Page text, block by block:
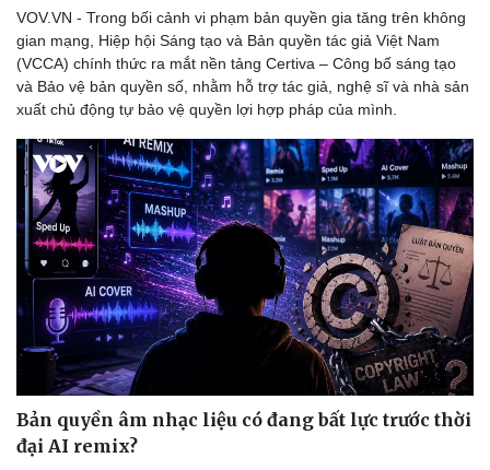
VOV.VN - Trong bối cảnh vi phạm bản quyền gia tăng trên không
gian mạng, Hiệp hội Sáng tạo và Bản quyền tác giả Việt Nam
(VCCA) chính thức ra mắt nền tảng Certiva – Công bố sáng tạo
và Bảo vệ bản quyền số, nhằm hỗ trợ tác giả, nghệ sĩ và nhà sản
xuất chủ động tự bảo vệ quyền lợi hợp pháp của mình.
Bản quyền âm nhạc liệu có đang bất lực trước thời
đại AI remix?